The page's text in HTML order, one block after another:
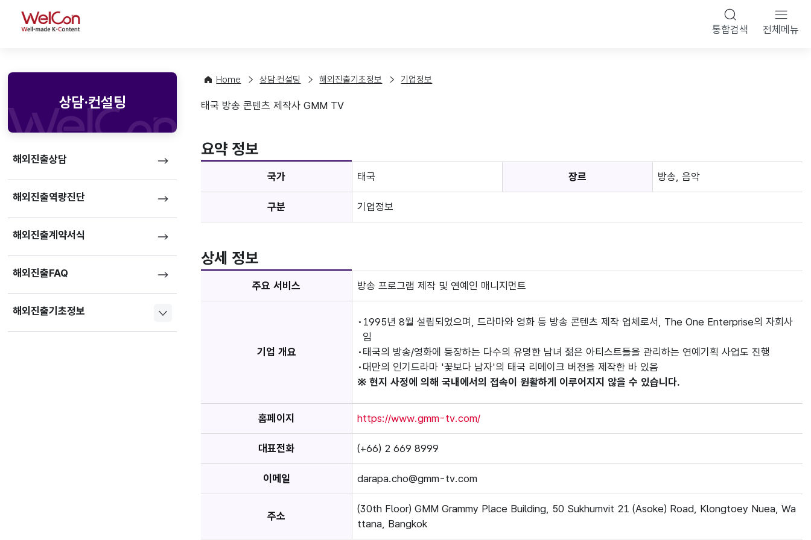
WelCon 통합검색 전체메뉴
상담·컨설팅
해외진출상담
해외진출역량진단
해외진출계약서식
해외진출FAQ
해외진출기초정보
Home 상담·컨설팅 해외진출기초정보 기업정보
기업정보
태국 방송 콘텐츠 제작사 GMM TV
요약 정보
국가 태국 장르 방송, 음악
구분 기업정보
상세 정보
주요 서비스 방송 프로그램 제작 및 연예인 매니지먼트
기업 개요
1995년 8월 설립되었으며, 드라마와 영화 등 방송 콘텐츠 제작 업체로서, The One Enterprise의 자회사
임
태국의 방송/영화에 등장하는 다수의 유명한 남녀 젊은 아티스트들을 관리하는 연예기획 사업도 진행
대만의 인기드라마 '꽃보다 남자'의 태국 리메이크 버전을 제작한 바 있음
※ 현지 사정에 의해 국내에서의 접속이 원활하게 이루어지지 않을 수 있습니다.
홈페이지 https://www.gmm-tv.com/
대표전화 (+66) 2 669 8999
이메일 darapa.cho@gmm-tv.com
주소
(30th Floor) GMM Grammy Place Building, 50 Sukhumvit 21 (Asoke) Road, Klongtoey Nuea, Wa
ttana, Bangkok